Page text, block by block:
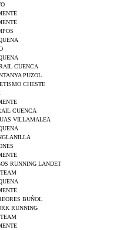
CUENCA
PUZOL
CHESTE
CUENCA
VILLAMALEA
RUNNING LANDET
BUÑOL
RUNNING